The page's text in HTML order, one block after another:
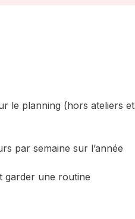
le planning (hors ateliers et
par semaine sur l’année
garder une routine